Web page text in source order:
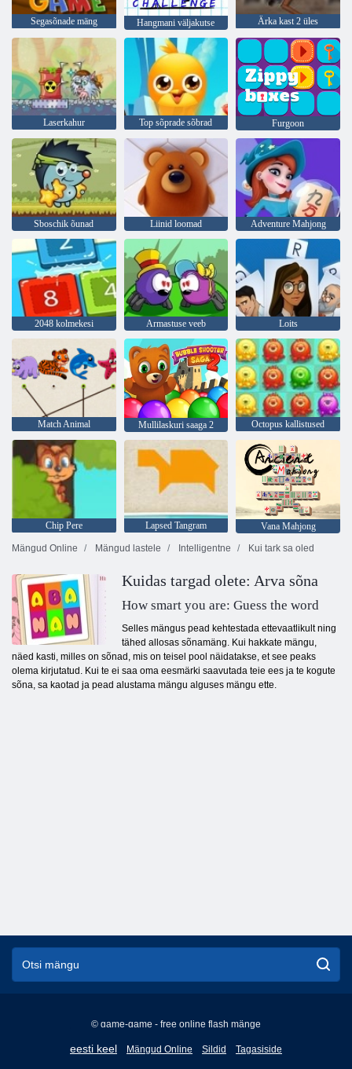
Segasõnade mäng Hangmani väljakutse Ärka kast 2 üles
Laserkahur Top sõprade sõbrad Furgoon
Sboschik õunad Liinid loomad Adventure Mahjong
2048 kolmekesi Armastuse veeb Loits
Match Animal Mullilaskuri saaga 2 Octopus kallistused
Chip Pere Lapsed Tangram
Vana Mahjong
Mängud Online
Mängud lastele Intelligentne Kui tark sa oled
Kuidas targad olete: Arva sõna
How smart you are: Guess the word
Selles mängus pead kehtestada ettevaatlikult ning
tähed allosas sõnamäng. Kui hakkate mängu,
näed kasti, milles on sõnad, mis on teisel pool näidatakse, et see peaks
olema kirjutatud. Kui te ei saa oma eesmärki saavutada teie ees ja te kogute
sõna, sa kaotad ja pead alustama mängu alguses mängu ette.
© game-game - free online flash mänge
eesti keel
English
Mängud Online Sildid Tagasiside